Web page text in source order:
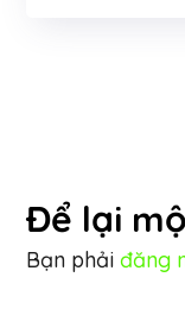
Để lại
Bạn phảiđăng